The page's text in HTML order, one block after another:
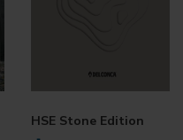
HSE Stone Edition